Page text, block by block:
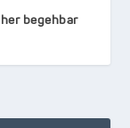
begehbar